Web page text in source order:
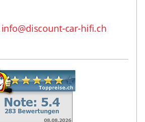
info@discount-car-hifi.ch